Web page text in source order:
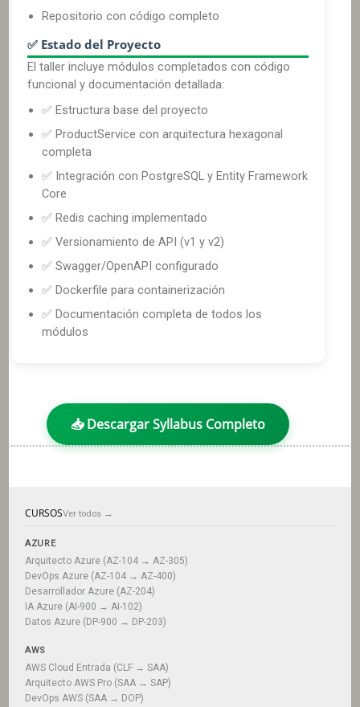
Repositorio con código completo
✅ Estado del Proyecto
El taller incluye módulos completados con código
funcional y documentación detallada:
✅ Estructura base del proyecto
✅ ProductService con arquitectura hexagonal
completa
✅ Integración con PostgreSQL y Entity Framework
Core
✅ Redis caching implementado
✅ Versionamiento de API (v1 y v2)
✅ Swagger/OpenAPI configurado
✅ Dockerfile para containerización
✅ Documentación completa de todos los
módulos
📥 Descargar Syllabus Completo
CURSOSVer todos →
AZURE
Arquitecto Azure (AZ-104 → AZ-305)
DevOps Azure (AZ-104 → AZ-400)
Desarrollador Azure (AZ-204)
IA Azure (AI-900 → AI-102)
Datos Azure (DP-900 → DP-203)
AWS
AWS Cloud Entrada (CLF → SAA)
Arquitecto AWS Pro (SAA → SAP)
DevOps AWS (SAA → DOP)